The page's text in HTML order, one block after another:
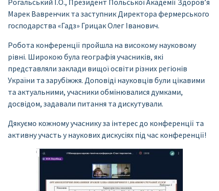
Рогальський І.О., Президент Польської Академії Здоров’я
Марек Вавренчик та заступник Директора фермерського
господарства «Гадз» Грицак Олег Іванович.
Робота конференції пройшла на високому науковому
рівні. Широкою була географія учасників, які
представляли заклади вищої освіти різних регіонів
України та зарубіжжя. Доповіді науковців були цікавими
та актуальними, учасники обмінювалися думками,
досвідом, задавали питання та дискутували.
Дякуємо кожному учаснику за інтерес до конференції та
активну участь у наукових дискусіях під час конференції!